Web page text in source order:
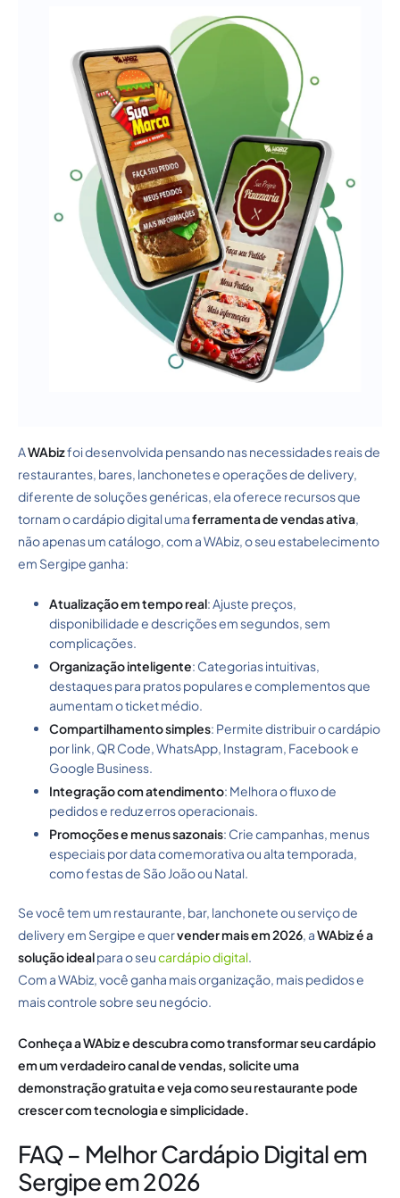
AWAbizfoi desenvolvida pensando nas necessidades reais de
restaurantes, bares, lanchonetes e operações de delivery,
diferente de soluções genéricas, ela oferece recursos que
tornam o cardápio digital umaferramenta de vendas ativa
não apenas um catálogo, com a WAbiz, o seu estabelecimento
em Sergipe ganha:
Atualização em tempo real: Ajuste preços,
disponibilidade e descrições em segundos, sem
complicações.
Organização inteligente: Categorias intuitivas,
destaques para pratos populares e complementos que
aumentam o ticket médio.
Compartilhamento simples: Permite distribuir o cardápio
por link, QR Code, WhatsApp, Instagram, Facebook e
Google Business.
Integração com atendimento: Melhora o fluxo de
pedidos e reduz erros operacionais.
Promoções e menus sazonais: Crie campanhas, menus
especiais por data comemorativa ou alta temporada,
como festas de São João ou Natal.
Se você tem um restaurante, bar, lanchonete ou serviço de
delivery em Sergipe e quervender mais em 2026, aWAbiz é a
solução idealpara o seucardápio digital.
Com a WAbiz, você ganha mais organização, mais pedidos e
mais controle sobre seu negócio.
Conheça a WAbize descubra como transformar seu cardápio
em um verdadeiro canal de vendas, solicite uma
demonstração gratuita e veja como seu restaurante pode
crescer com tecnologia e simplicidade.
FAQ – Melhor Cardápio Digital em
Sergipe em 2026